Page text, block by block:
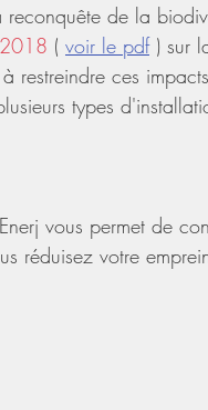
de la
( voir le pdf ) sur
restreindre ces
types
vous permet de
réduisez votre